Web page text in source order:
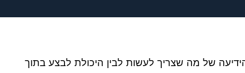
של מה שצריך לעשות לבין היכולת לבצע בתוך